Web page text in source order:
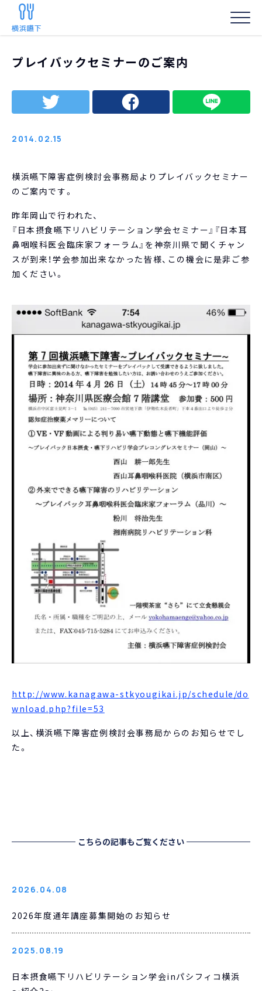
事務局からの
HOME
プレイバックセミナーのご案内
2014.02.15
横浜嚥下障害症例検討会事務局よりプレイバックセミナー
のご案内です。
昨年岡山で行われた、
『日本摂食嚥下リハビリテーション学会セミナー』『日本耳
鼻咽喉科医会臨床家フォーラム』を神奈川県で聞くチャン
スが到来！学会参加出来なかった皆様、この機会に是非ご参
加ください。
http://www.kanagawa-stkyougikai.jp/schedule/do
wnload.php?file=53
以上、横浜嚥下障害症例検討会事務局からのお知らせでし
た。
こちらの記事もご覧ください
2026.04.08
2026年度通年講座募集開始のお知らせ
2025.08.19
日本摂食嚥下リハビリテーション学会inパシフィコ横浜